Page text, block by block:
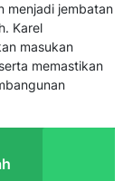
menjadi jembatan
Karel
masukan
memastikan